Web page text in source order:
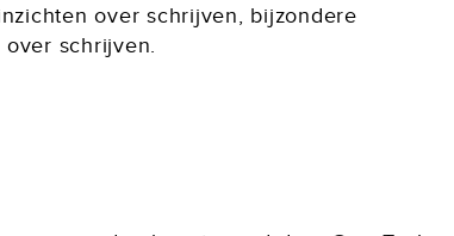
over schrijven, bijzondere
schrijven.